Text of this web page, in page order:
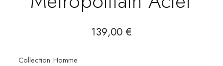
139,00€
Collection Homme